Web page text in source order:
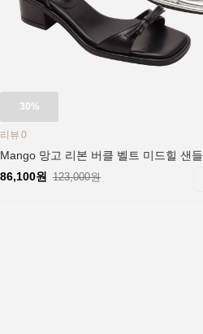
30%
리뷰 0
Mango 망고 리본 버클 벨트 미드힐 샌들
86,100원
123,000원